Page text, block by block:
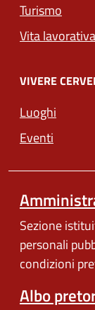
Turismo
Vita lavorativa
VIVERE
Luoghi
Eventi
Sezione
personali
condizioni
Albo